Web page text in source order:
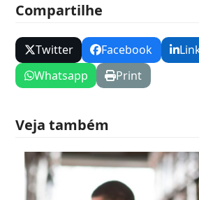
Compartilhe
Twitter Facebook
Whatsapp
Print
Veja também